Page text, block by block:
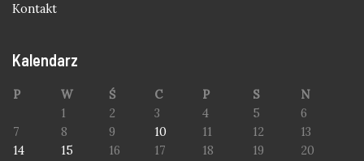
Kontakt
Kalendarz
P W Ś C P S
N
1
2 3 4 5
6
7
8 9 10 11 12
13
14
15 16 17 18 19 20